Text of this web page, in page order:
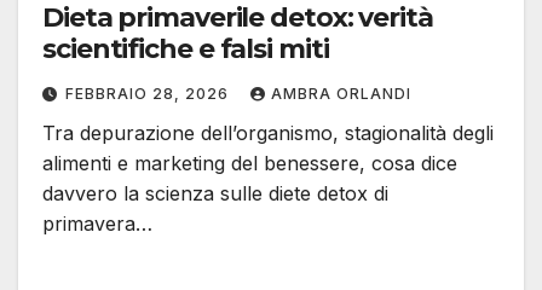
Dieta primaverile detox: verità
scientifiche e falsi miti
FEBBRAIO 28, 2026 AMBRA ORLANDI
Tra depurazione dell’organismo, stagionalità degli
alimenti e marketing del benessere, cosa dice
davvero la scienza sulle diete detox di
primavera…